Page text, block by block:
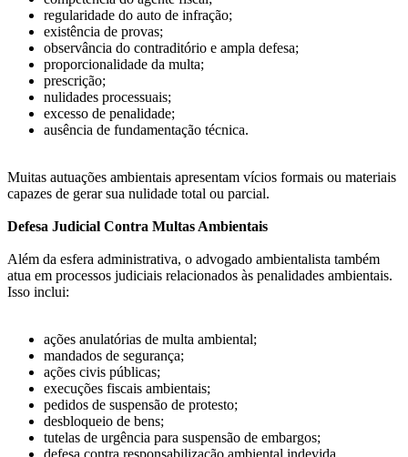
regularidade do auto de infração;
existência de provas;
observância do contraditório e ampla defesa;
proporcionalidade da multa;
prescrição;
nulidades processuais;
excesso de penalidade;
ausência de fundamentação técnica.
Muitas autuações ambientais apresentam vícios formais ou materiais
capazes de gerar sua nulidade total ou parcial.
Defesa Judicial Contra Multas Ambientais
Além da esfera administrativa, o advogado ambientalista também
atua em processos judiciais relacionados às penalidades ambientais.
Isso inclui:
ações anulatórias de multa ambiental;
mandados de segurança;
ações civis públicas;
execuções fiscais ambientais;
pedidos de suspensão de protesto;
desbloqueio de bens;
tutelas de urgência para suspensão de embargos;